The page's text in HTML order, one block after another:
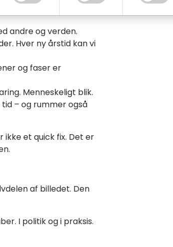
til at leve et
andre og verden.
Hver ny årstid kan vi
og faser er
Menneskeligt blik.
– og rummer også
ikke et quick fix. Det er
af billedet. Den
I politik og i praksis.